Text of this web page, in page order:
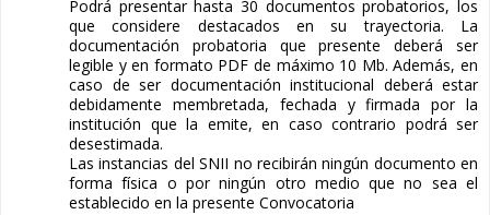
Podrá presentar hasta 30 documentos probatorios, los
que considere destacados en su trayectoria. La
documentación probatoria que presente deberá ser
legible y en formato PDF de máximo 10 Mb. Además, en
caso de ser documentación institucional deberá estar
debidamente membretada, fechada y firmada por la
institución que la emite, en caso contrario podrá ser
desestimada.
Las instancias del SNII no recibirán ningún documento en
forma física o por ningún otro medio que no sea el
establecido en la presente Convocatoria